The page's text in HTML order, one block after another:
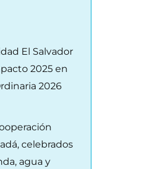
El Salvador
2025 en
2026
celebrados
agua y